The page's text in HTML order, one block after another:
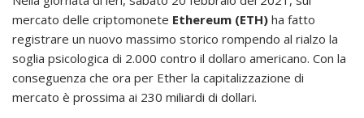
mercato delle criptomonete Ethereum (ETH) ha fatto
registrare un nuovo massimo storico rompendo al rialzo la
soglia psicologica di 2.000 contro il dollaro americano. Con la
conseguenza che ora per Ether la capitalizzazione di
mercato è prossima ai 230 miliardi di dollari.